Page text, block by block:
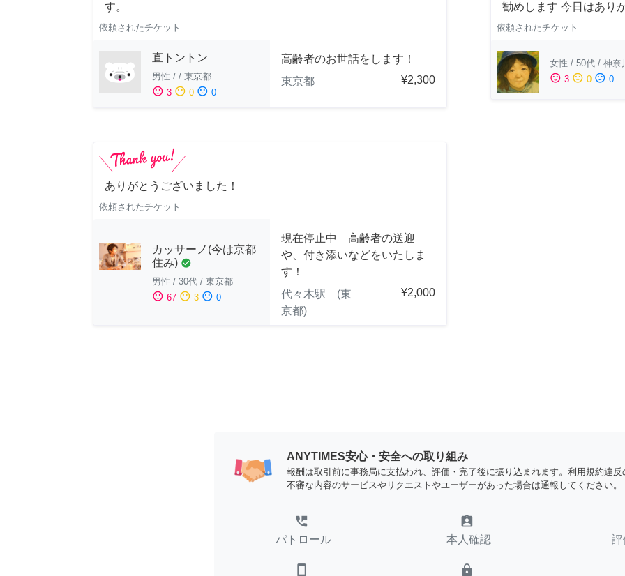
す。
依頼されたチケット
直トントン
男性 / / 東京都
sentiment_satisfied 3 sentiment_neutral 0 sentiment_dissatisfied 0
高齢者のお世話をします！
東京都
¥2,300
勧めします 今日はあり
依頼されたチケット
女性 / 50代 / 神奈
sentiment_satisfied 3 sentiment_neutral 0 sentiment_dissatisfied 0
ありがとうございました！
依頼されたチケット
カッサーノ(今は京都
住み) check_circle
男性 / 30代 / 東京都
sentiment_satisfied 67 sentiment_neutral 3 sentiment_dissatisfied 0
現在停止中 高齢者の送迎
や、付き添いなどをいたしま
す！
代々木駅 (東
京都)
¥2,000
ANYTIMES安心・安全への取り組み
報酬は取引前に事務局に支払われ、評価・完了後に振り込まれます。利用規約違反
不審な内容のサービスやリクエストやユーザーがあった場合は通報してください。
perm_phone_msg
パトロール
assignment_ind
本人確認
smartphone lock